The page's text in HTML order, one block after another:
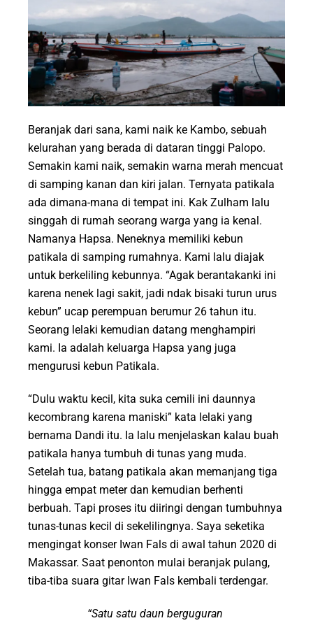
Beranjak dari sana, kami naik ke Kambo, sebuah
kelurahan yang berada di dataran tinggi Palopo.
Semakin kami naik, semakin warna merah mencuat
di samping kanan dan kiri jalan. Ternyata patikala
ada dimana-mana di tempat ini. Kak Zulham lalu
singgah di rumah seorang warga yang ia kenal.
Namanya Hapsa. Neneknya memiliki kebun
patikala di samping rumahnya. Kami lalu diajak
untuk berkeliling kebunnya. “Agak berantakanki ini
karena nenek lagi sakit, jadi ndak bisaki turun urus
kebun” ucap perempuan berumur 26 tahun itu.
Seorang lelaki kemudian datang menghampiri
kami. Ia adalah keluarga Hapsa yang juga
mengurusi kebun Patikala.
“Dulu waktu kecil, kita suka cemili ini daunnya
kecombrang karena maniski” kata lelaki yang
bernama Dandi itu. Ia lalu menjelaskan kalau buah
patikala hanya tumbuh di tunas yang muda.
Setelah tua, batang patikala akan memanjang tiga
hingga empat meter dan kemudian berhenti
berbuah. Tapi proses itu diiringi dengan tumbuhnya
tunas-tunas kecil di sekelilingnya. Saya seketika
mengingat konser Iwan Fals di awal tahun 2020 di
Makassar. Saat penonton mulai beranjak pulang,
tiba-tiba suara gitar Iwan Fals kembali terdengar.
“Satu satu daun berguguran